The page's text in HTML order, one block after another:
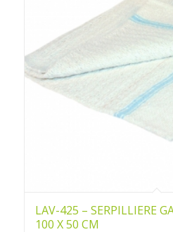
LAV-425 – SERPILLIERE
100 X 50 CM